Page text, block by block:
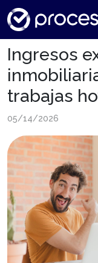
Ingresos
trabajas
05/14/2026